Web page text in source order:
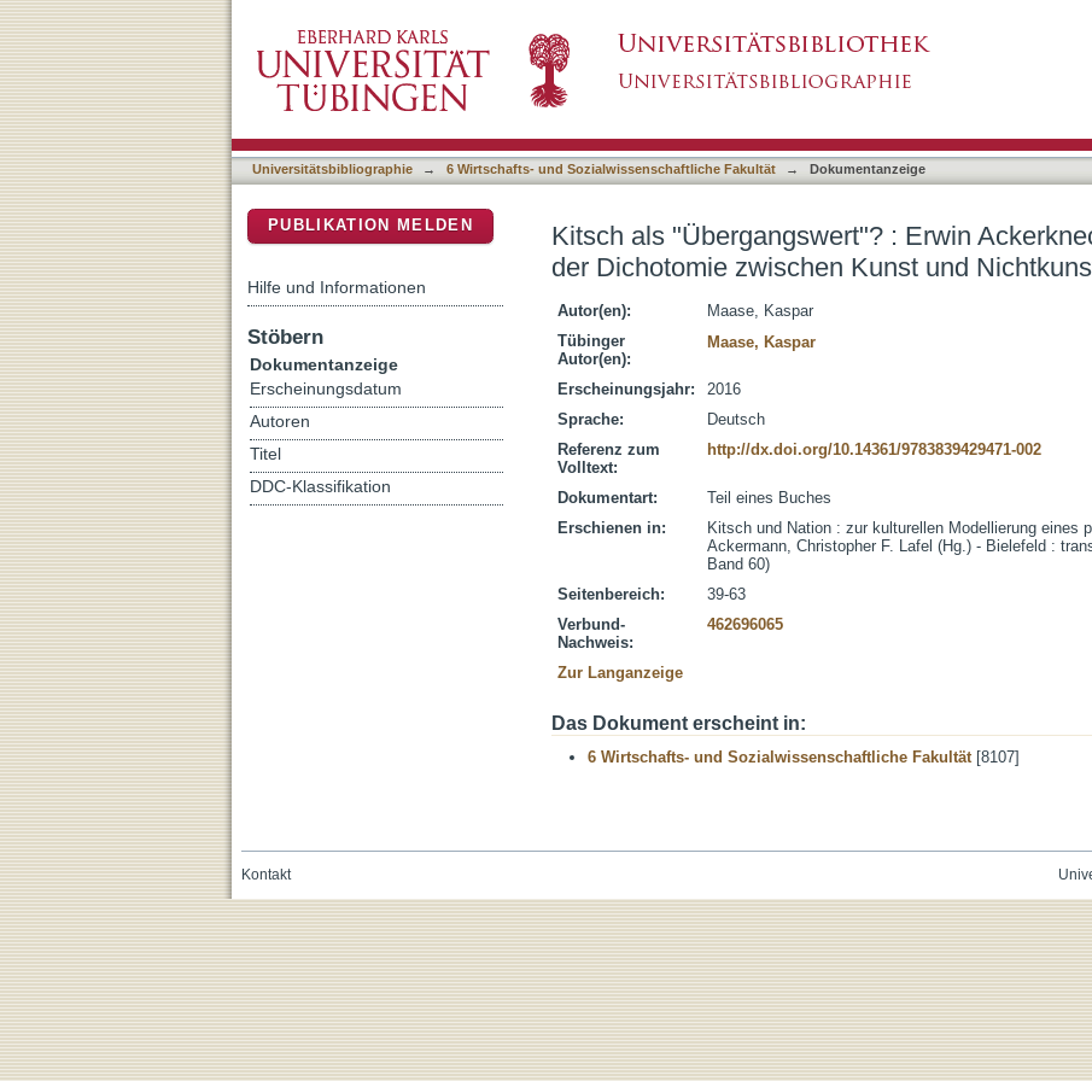
Kitsch als "Übergangswert"? : Erwin Ackerknecht und die Auflösung der
Kunst und Nichtkunst
Universitätsbibliographie → 6 Wirtschafts- und Sozialwissenschaftliche Fakultät → Dokumentanzeige
Kitsch als "Übergangswert"? : Erwin
der Dichotomie zwischen Kunst und
Autor(en):
Maase, Kaspar
Tübinger
Autor(en):
Maase, Kaspar
Erscheinungsjahr:
2016
Sprache:
Deutsch
Referenz zum
Volltext:
http://dx.doi.org/10.14361/9783839429471-002
Dokumentart:
Teil eines Buches
Erschienen in:
Kitsch und Nation : zur kulturellen Modellierung eines
Ackermann, Christopher F. Lafel (Hg.) - Bielefeld :
Band 60)
Seitenbereich:
39-63
Verbund-
Nachweis:
462696065
Zur Langanzeige
Das Dokument erscheint in:
6 Wirtschafts- und Sozialwissenschaftliche Fakultät[8107]
PUBLIKATION MELDEN
Hilfe und Informationen
Stöbern
Dokumentanzeige
Erscheinungsdatum
Autoren
Titel
DDC-Klassifikation
Kontakt